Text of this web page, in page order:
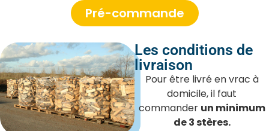
Pré-commande
Les conditions de
livraison
Pour être livré en vrac à
domicile, il faut
commander un minimum
de 3 stères.